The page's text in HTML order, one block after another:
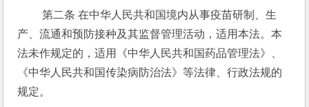
第二条 在中华人民共和国境内从事疫苗研制、生
产、流通和预防接种及其监督管理活动，适用本法。本
法未作规定的，适用《中华人民共和国药品管理法》、
《中华人民共和国传染病防治法》等法律、行政法规的
规定。